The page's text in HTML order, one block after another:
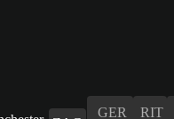
GER RIT